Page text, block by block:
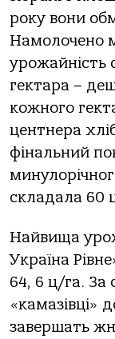
року вони
Намолочено
урожайність
гектара –
кожного
центнера
фінальний
складала 60
Найвища
Україна
64, 6 ц/га. За
«камазівці»
завершать